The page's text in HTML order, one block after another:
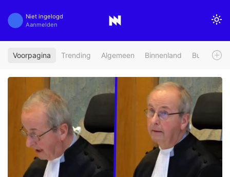
Niet ingelogd
Aanmelden
Voorpagina Trending Algemeen Binnenland Buitenland